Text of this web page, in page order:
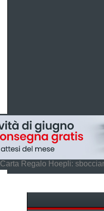
Carta Regalo Hoepli: